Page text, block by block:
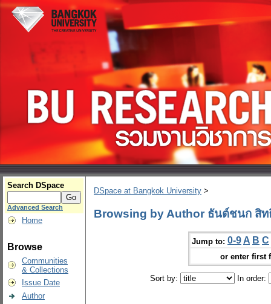
Search DSpace
Advanced Search
Home
Browse
Communities
& Collections
Issue Date
Author
DSpace at Bangkok University >
Browsing by Author ธันต์ชนก สิ
Jump to: 0-9 A B C
or enter first
Sort by: In order: